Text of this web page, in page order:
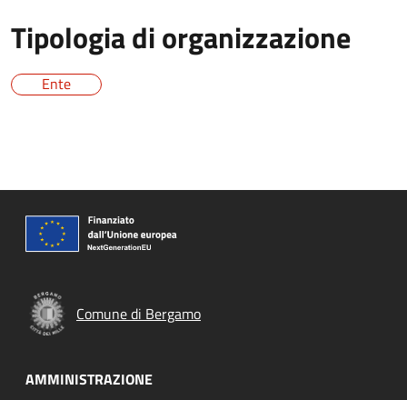
Tipologia di organizzazione
Ente
Comune di Bergamo
AMMINISTRAZIONE